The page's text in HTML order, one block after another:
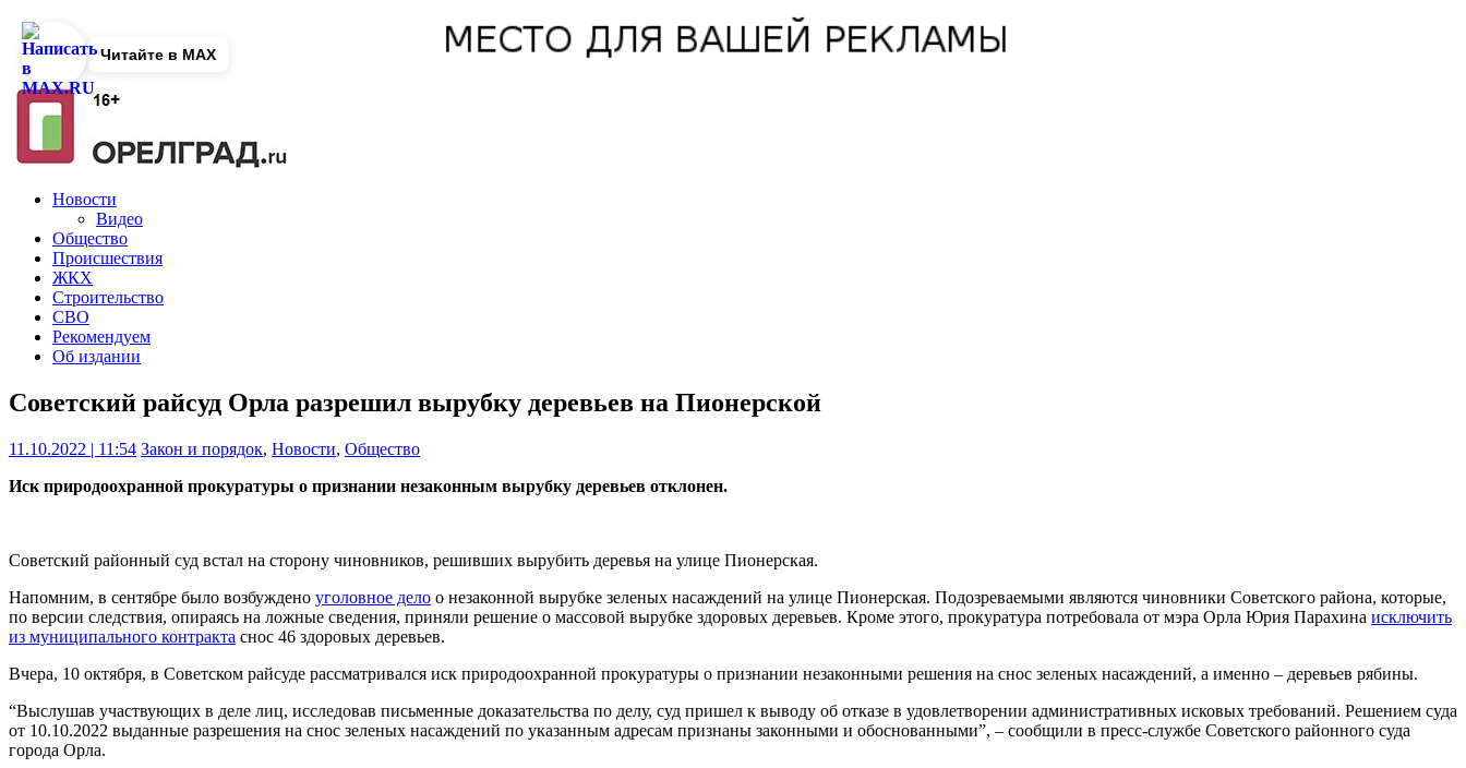
Новости
Видео
Общество
Происшествия
ЖКХ
Строительство
СВО
Рекомендуем
Об издании
Советский райсуд Орла разрешил вырубку деревьев на Пионерской
11.10.2022 | 11:54 Закон и порядок, Новости, Общество
Иск природоохранной прокуратуры о признании незаконным вырубку деревьев отклонен.
Советский районный суд встал на сторону чиновников, решивших вырубить деревья на улице Пионерская.
Напомним, в сентябре было возбуждено уголовное дело о незаконной вырубке зеленых насаждений на улице Пионерская. Подозреваемыми являются чиновники Советского района, которые,
по версии следствия, опираясь на ложные сведения, приняли решение о массовой вырубке здоровых деревьев. Кроме этого, прокуратура потребовала от мэра Орла Юрия Парахина исключить
из муниципального контракта снос 46 здоровых деревьев.
Вчера, 10 октября, в Советском райсуде рассматривался иск природоохранной прокуратуры о признании незаконными решения на снос зеленых насаждений, а именно – деревьев рябины.
“Выслушав участвующих в деле лиц, исследовав письменные доказательства по делу, суд пришел к выводу об отказе в удовлетворении административных исковых требований. Решением суда
от 10.10.2022 выданные разрешения на снос зеленых насаждений по указанным адресам признаны законными и обоснованными”, – сообщили в пресс-службе Советского районного суда
города Орла.
Читайте в MAX